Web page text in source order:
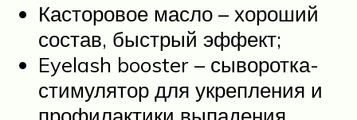
Касторовое масло – хороший
состав, быстрый эффект;
Eyelash booster – сыворотка-
стимулятор для укрепления и